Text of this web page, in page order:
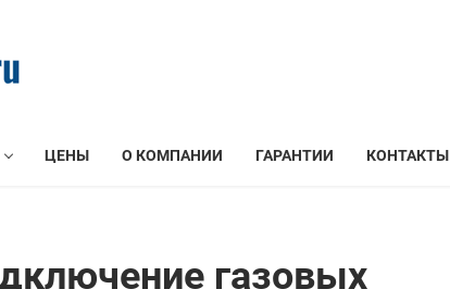
ЦЕНЫ О КОМПАНИИ ГАРАНТИИ КОНТАКТЫ
газовых